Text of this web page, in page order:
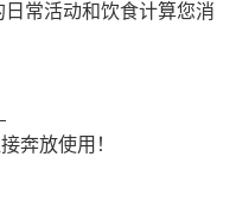
常活动和饮食计算您消
奔放使用！